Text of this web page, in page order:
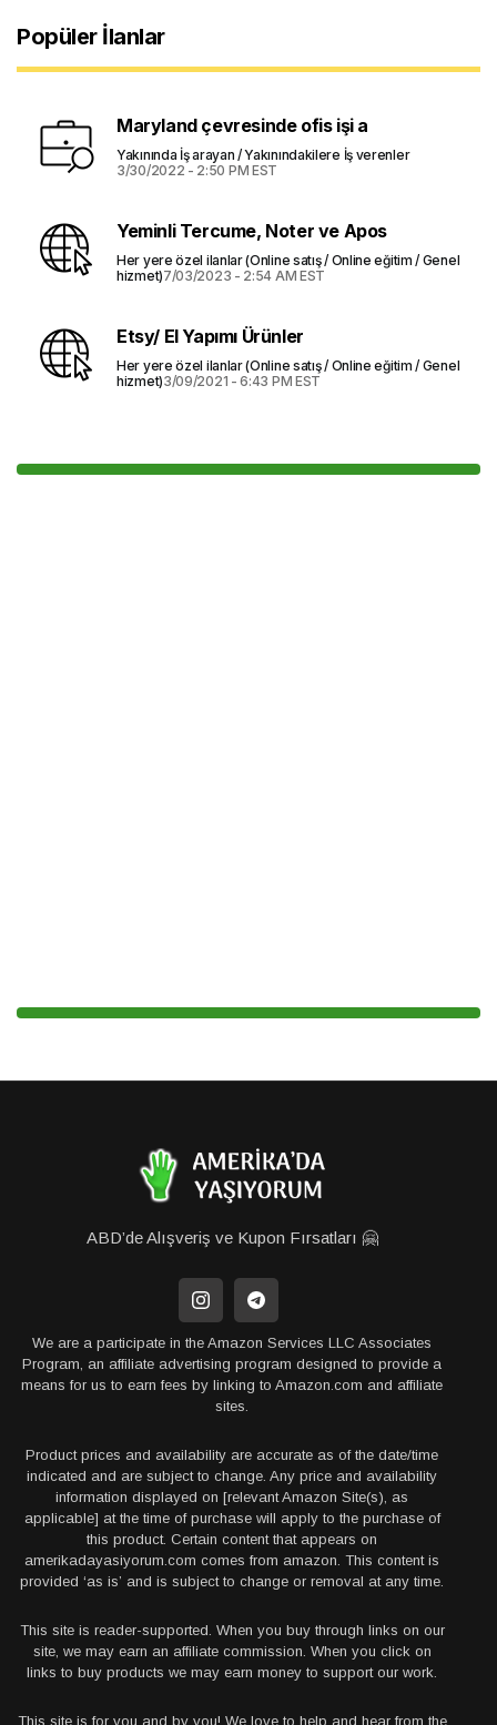
Popüler İlanlar
Maryland çevresinde ofis işi a
Yakınında İş arayan / Yakınındakilere İş verenler
3/30/2022 - 2:50 PM EST
Yeminli Tercume, Noter ve Apos
Her yere özel ilanlar (Online satış / Online eğitim / Genel
hizmet)7/03/2023 - 2:54 AM EST
Etsy/ El Yapımı Ürünler
Her yere özel ilanlar (Online satış / Online eğitim / Genel
hizmet)3/09/2021 - 6:43 PM EST
ABD’de Alışveriş ve Kupon Fırsatları 🤗
We are a participate in the Amazon Services LLC Associates
Program, an affiliate advertising program designed to provide a
means for us to earn fees by linking to Amazon.com and affiliate
sites.
Product prices and availability are accurate as of the date/time
indicated and are subject to change. Any price and availability
information displayed on [relevant Amazon Site(s), as
applicable] at the time of purchase will apply to the purchase of
this product. Certain content that appears on
amerikadayasiyorum.com comes from amazon. This content is
provided ‘as is’ and is subject to change or removal at any time.
This site is reader-supported. When you buy through links on our
site, we may earn an affiliate commission. When you click on
links to buy products we may earn money to support our work.
This site is for you and by you! We love to help and hear from the